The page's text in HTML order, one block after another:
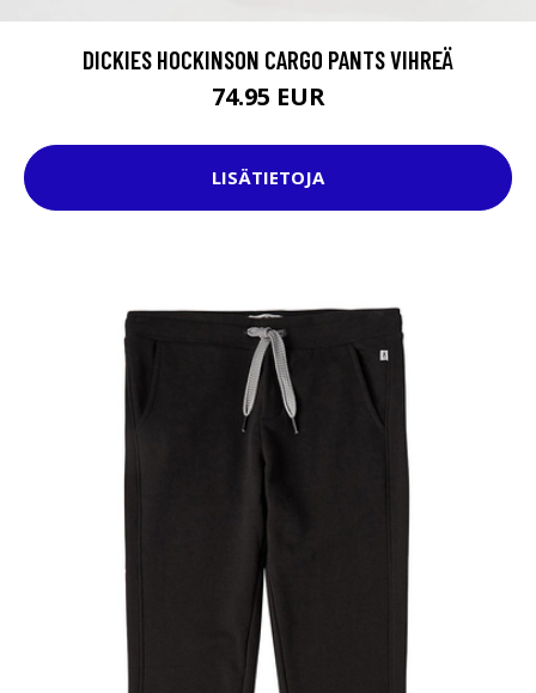
DICKIES HOCKINSON CARGO PANTS VIHREÄ
74.95 EUR
LISÄTIETOJA